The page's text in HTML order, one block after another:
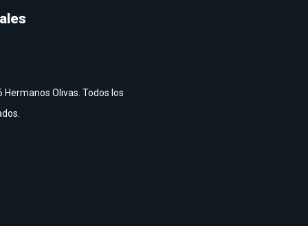
Olivas. Todos los